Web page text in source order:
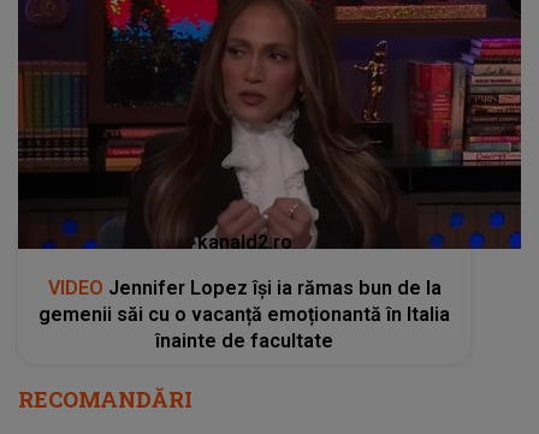
kanald2.ro
VIDEO Jennifer Lopez își ia rămas bun de la
gemenii săi cu o vacanță emoționantă în Italia
înainte de facultate
RECOMANDĂRI